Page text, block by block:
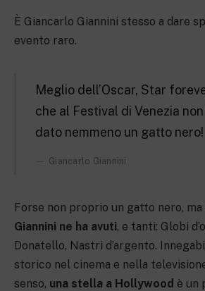
È Giancarlo Giannini stesso a dare
evento raro.
Meglio dell’Oscar, Star
che al Festival di Venezia
dato nemmeno un gatto nero!
Giancarlo Giannini
Forse non proprio un gatto nero, ma
Giannini ne ha avuti, e tanti: Globi
Donatello, Nastri d’argento.
storico nel cinema e nella
senso, una stella a Hollywood è un